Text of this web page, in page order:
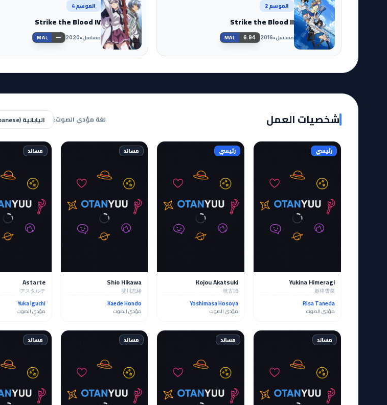
الموسم 2
Strike the Blood II
مسلسل•
2016
MAL 6.94
الموسم 4
Strike the Blood IV
مسلسل•
2020
MAL —
شخصيات العمل لغة مؤدي الصوت:
رئيسي
Yukina Himeragi
姫柊雪菜
Risa Taneda
مؤدي الصوت
رئيسي
Kojou Akatsuki
暁古城
Yoshimasa Hosoya
مؤدي الصوت
مساند
Shio Hikawa
斐川志緒
Kaede Hondo
مؤدي الصوت
مساند
Astarte
アスタルテ
Yuka Iguchi
مؤدي الصوت
مساند مساند مساند مساند